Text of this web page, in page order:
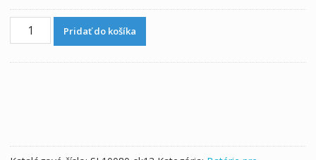
množstvo
Pridať do košíka